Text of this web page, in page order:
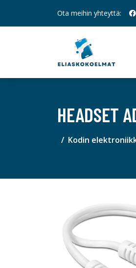
Ota meihin yhteyttä:
HEADSET
Kodin